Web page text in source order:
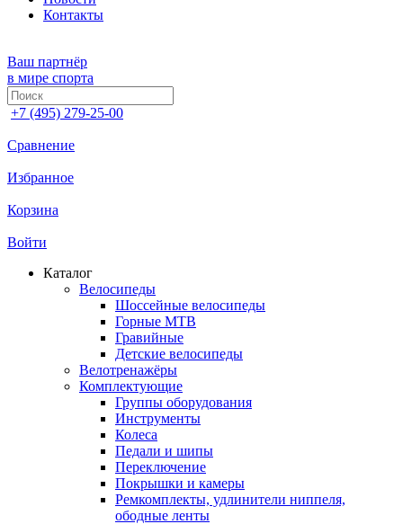
Контакты
Ваш партнёр
в мире спорта
+7 (495) 279-25-00
Сравнение
Избранное
Корзина
Войти
Каталог
Велосипеды
Шоссейные велосипеды
Горные МTB
Гравийные
Детские велосипеды
Велотренажёры
Комплектующие
Группы оборудования
Инструменты
Колеса
Педали и шипы
Переключение
Покрышки и камеры
Ремкомплекты, удлинители ниппеля,
ободные ленты